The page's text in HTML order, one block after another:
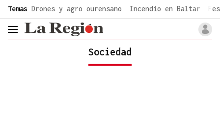
Temas Drones y agro ourensano Incendio en Baltar
header.menu.open
Sociedad